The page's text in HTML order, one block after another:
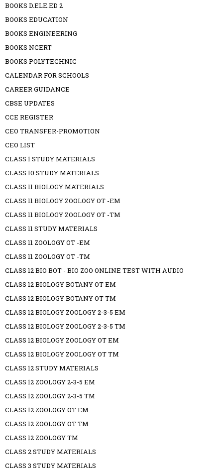
BOOKS D.ELE.ED 2
BOOKS EDUCATION
BOOKS ENGINEERING
BOOKS NCERT
BOOKS POLYTECHNIC
CALENDAR FOR SCHOOLS
CAREER GUIDANCE
CBSE UPDATES
CCE REGISTER
CEO TRANSFER-PROMOTION
CEO LIST
CLASS 1 STUDY MATERIALS
CLASS 10 STUDY MATERIALS
CLASS 11 BIOLOGY MATERIALS
CLASS 11 BIOLOGY ZOOLOGY OT -EM
CLASS 11 BIOLOGY ZOOLOGY OT -TM
CLASS 11 STUDY MATERIALS
CLASS 11 ZOOLOGY OT -EM
CLASS 11 ZOOLOGY OT -TM
CLASS 12 BIO BOT - BIO ZOO ONLINE TEST WITH AUDIO
CLASS 12 BIOLOGY BOTANY OT EM
CLASS 12 BIOLOGY BOTANY OT TM
CLASS 12 BIOLOGY ZOOLOGY 2-3-5 EM
CLASS 12 BIOLOGY ZOOLOGY 2-3-5 TM
CLASS 12 BIOLOGY ZOOLOGY OT EM
CLASS 12 BIOLOGY ZOOLOGY OT TM
CLASS 12 STUDY MATERIALS
CLASS 12 ZOOLOGY 2-3-5 EM
CLASS 12 ZOOLOGY 2-3-5 TM
CLASS 12 ZOOLOGY OT EM
CLASS 12 ZOOLOGY OT TM
CLASS 12 ZOOLOGY TM
CLASS 2 STUDY MATERIALS
CLASS 3 STUDY MATERIALS